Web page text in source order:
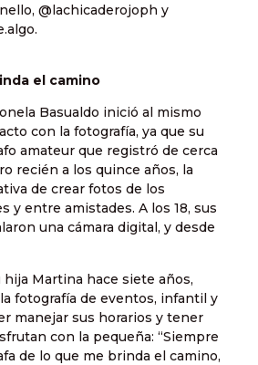
@lachicaderojoph y
el camino
Basualdo inició al mismo
con la fotografía, ya que su
amateur que registró de cerca
recién a los quince años, la
de crear fotos de los
y entre amistades. A los 18, sus
una cámara digital, y desde
hija Martina hace siete años,
fotografía de eventos, infantil y
manejar sus horarios y tener
con la pequeña: “Siempre
de lo que me brinda el camino,